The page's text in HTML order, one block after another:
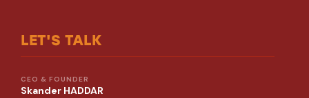
LET'S TALK
CEO & FOUNDER
Skander HADDAR